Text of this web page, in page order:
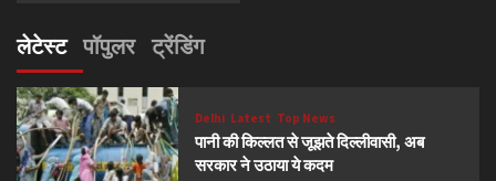
लेटेस्ट पॉपुलर ट्रेंडिंग
Delhi Latest Top News
पानी की किल्लत से जूझते दिल्लीवासी, अब
सरकार ने उठाया ये कदम